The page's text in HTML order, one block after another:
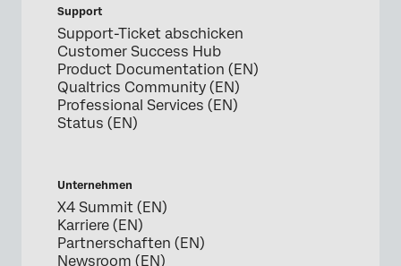
Support
Support-Ticket abschicken
Customer Success Hub
Product Documentation (EN)
Qualtrics Community (EN)
Professional Services (EN)
Status (EN)
Unternehmen
X4 Summit (EN)
Karriere (EN)
Partnerschaften (EN)
Newsroom (EN)